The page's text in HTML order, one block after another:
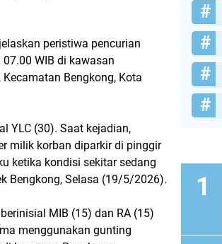
peristiwa pencurian
WIB di kawasan
Bengkong, Kota
YLC (30). Saat kejadian,
milik korban diparkir di pinggir
ketika kondisi sekitar sedang
Bengkong, Selasa (19/5/2026).
MIB (15) dan RA (15)
menggunakan gunting